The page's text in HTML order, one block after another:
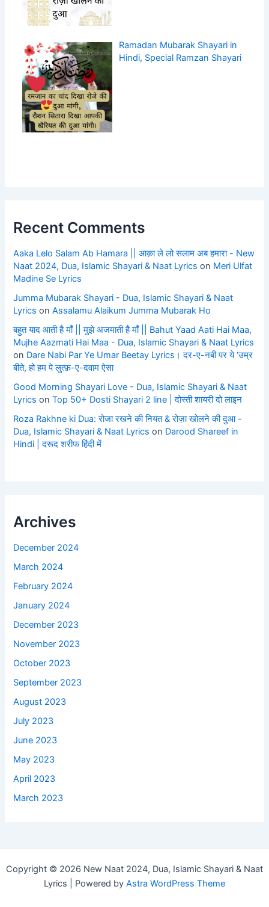
Ramadan Mubarak Shayari in
Hindi, Special Ramzan Shayari
Recent Comments
Aaka Lelo Salam Ab Hamara || आक़ा ले लो सलाम अब हमारा - New
Naat 2024, Dua, Islamic Shayari & Naat Lyrics on Meri Ulfat
Madine Se Lyrics
Jumma Mubarak Shayari - Dua, Islamic Shayari & Naat
Lyrics onAssalamu Alaikum Jumma Mubarak Ho
बहुत याद आती है माँ || मुझे अजमाती है माँ || Bahut Yaad Aati Hai Maa,
Mujhe Aazmati Hai Maa - Dua, Islamic Shayari & Naat Lyrics
on Dare Nabi Par Ye Umar Beetay Lyrics। दर-ए-नबी पर ये ‘उम्र
बीते, हो हम पे लुत्फ़-ए-दवाम ऐसा
Good Morning Shayari Love - Dua, Islamic Shayari & Naat
Lyrics onTop 50+ Dosti Shayari 2 line | दोस्ती शायरी दो लाइन
Roza Rakhne ki Dua: रोजा रखने की नियत & रोज़ा खोलने की दुआ -
Dua, Islamic Shayari & Naat Lyrics on Darood Shareef in
Hindi | दरूद शरीफ हिंदी में
Archives
December 2024
March 2024
February 2024
January 2024
December 2023
November 2023
October 2023
September 2023
August 2023
July 2023
June 2023
May 2023
April 2023
March 2023
Copyright © 2026 New Naat 2024, Dua, Islamic Shayari & Naat
Lyrics | Powered by Astra WordPress Theme